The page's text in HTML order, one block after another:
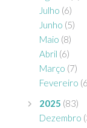
Julho (6)
Junho (5)
Maio (8)
Abril (6)
Março (7)
Fevereiro
2025 (83)
Dezembro